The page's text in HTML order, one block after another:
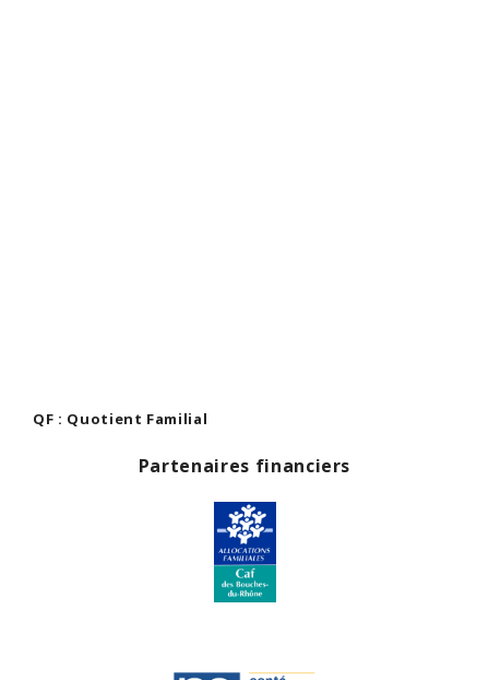
QF : Quotient Familial
Partenaires financiers